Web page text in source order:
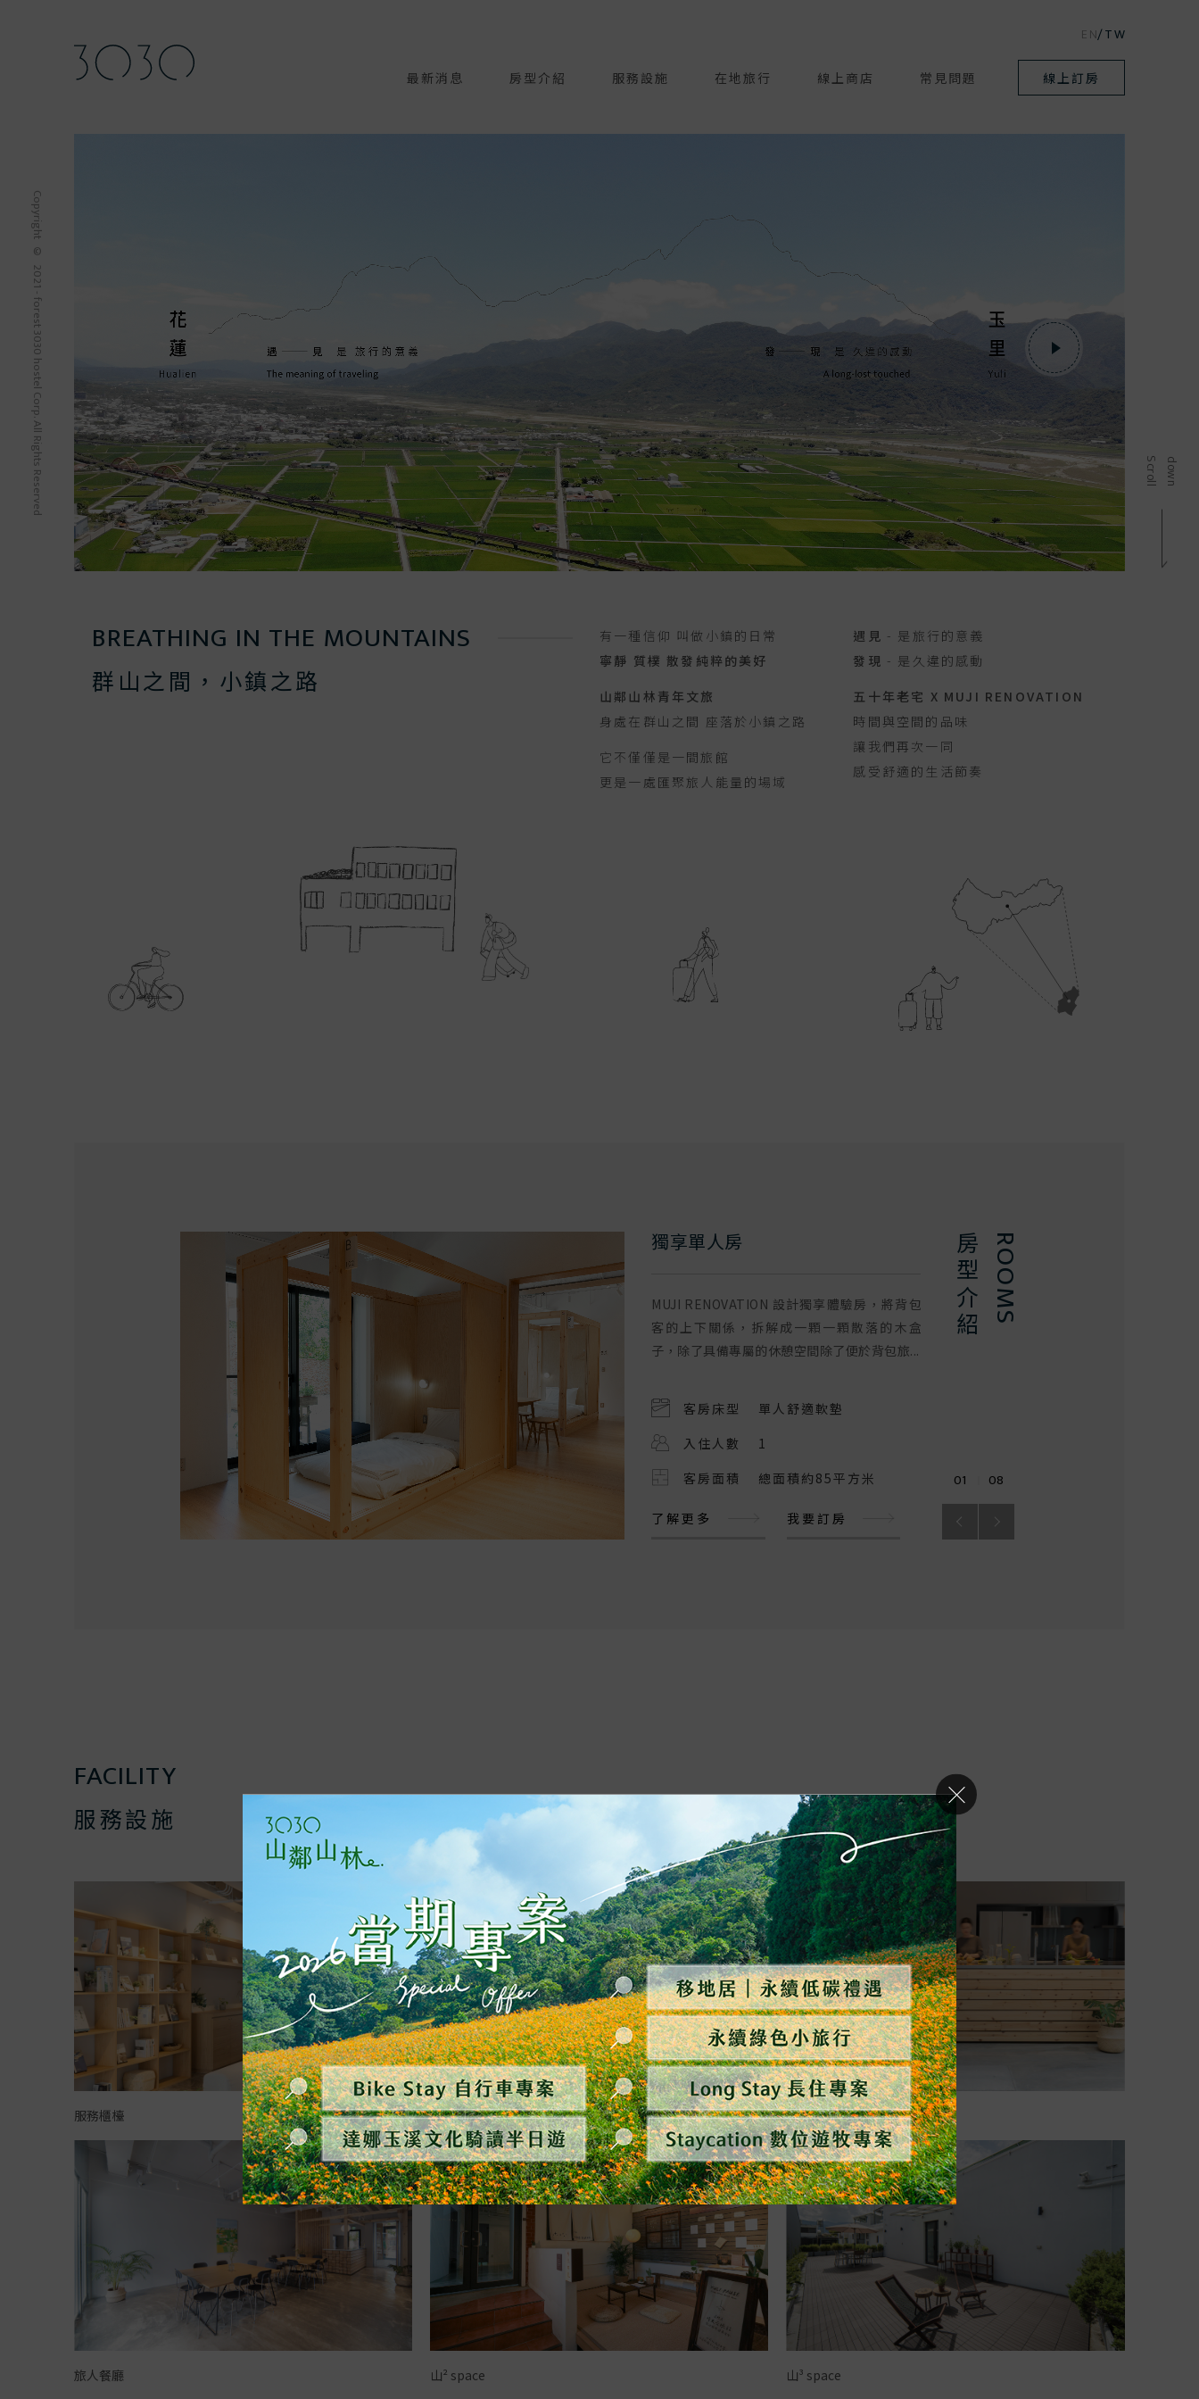
最新消息 房型介紹 服務設施 在地旅行 線上商店 常見問題 線上訂房
EN TW
Copyright © 2021 - forest 3030 hostel Corp. All Rights Reserved S
c
r
o
l
l
d
o
w n
BREATHING IN THE MOUNTAINS
群山之間，小鎮之路
有一種信仰 叫做小鎮的日常
寧靜 質樸 散發純粹的美好
山鄰山林青年文旅
身處在群山之間 座落於小鎮之路
它不僅僅是一間旅館
更是一處匯聚旅人能量的場域
遇見 - 是旅行的意義
發現 - 是久違的感動
五十年老宅 X MUJI RENOVATION
時間與空間的品味
讓我們再次一同
感受舒適的生活節奏
ROOMS
房型介紹
雅緻六人房
六人房，家人親友出遊同住的好選擇
客房床型
三組雙人軟墊
入住人數
客房面積
26平方米
了解更多
獨享單人房
MUJI RENOVATION 設計獨享體驗房，將背包
客的上下關係，拆解成一顆一顆散落的木盒
子，除了具備專屬的休憩空間除了便於背包旅...
客房床型
單人舒適軟墊
入住人數
1
客房面積
​總面積約85平方米
了解更多 我要訂房
獨享雙人房
MUJI RENOVATION 設計獨享體驗房，將背包
客的上下關係，拆解成一顆一顆散落的木盒
客房面積
了解更多
01 08
FACILITY
服務設施
服務櫃檯 圖書區 共享廚房
旅人餐廳 山² space 山³ space